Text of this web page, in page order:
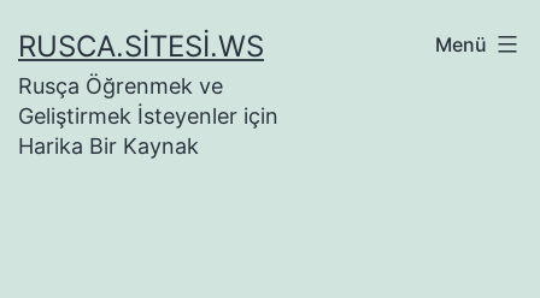
geçRUSCA.SITESI.WS
Rusça Öğrenmek ve
Geliştirmek İsteyenler için
Harika Bir Kaynak
Menü